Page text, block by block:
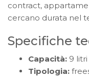
contract,
cercano durata nel
Specifiche
Capacità: 9 litri
Tipologia: